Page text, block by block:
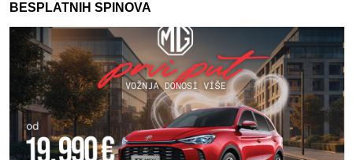
BESPLATNIH SPINOVA